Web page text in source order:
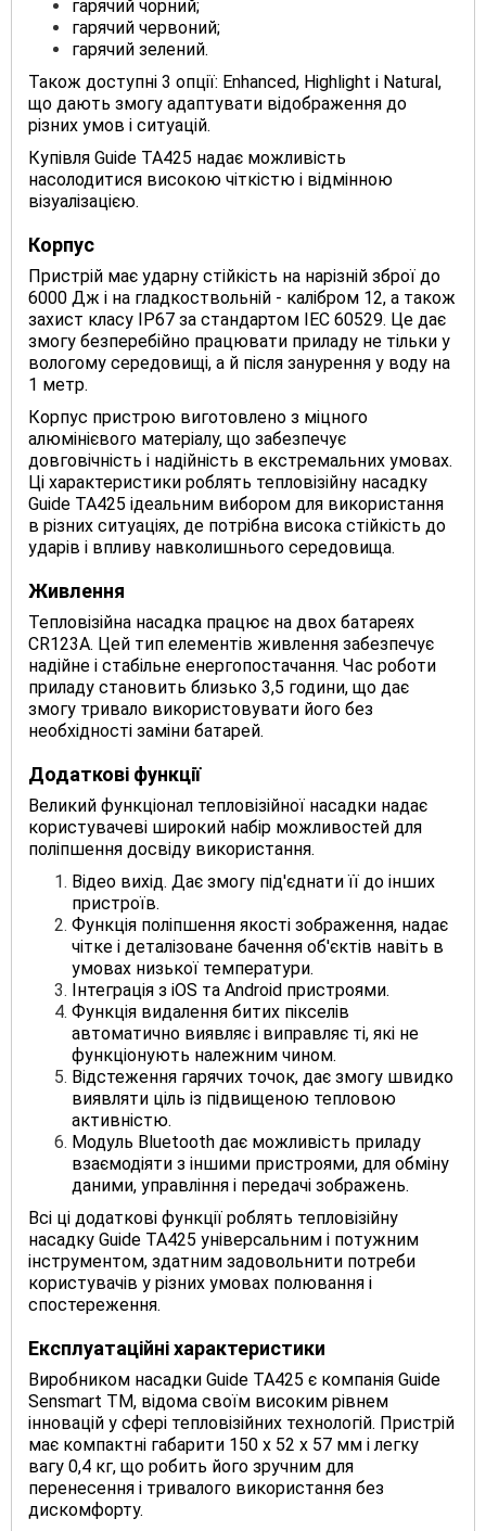
гарячий чорний;
гарячий червоний;
гарячий зелений.
Також доступні 3 опції: Enhanced, Highlight і Natural,
що дають змогу адаптувати відображення до
різних умов і ситуацій.
Купівля Guide TA425 надає можливість
насолодитися високою чіткістю і відмінною
візуалізацією.
Корпус
Пристрій має ударну стійкість на нарізній зброї до
6000 Дж і на гладкоствольній - калібром 12, а також
захист класу IP67 за стандартом IEC 60529. Це дає
змогу безперебійно працювати приладу не тільки у
вологому середовищі, а й після занурення у воду на
1 метр.
Корпус пристрою виготовлено з міцного
алюмінієвого матеріалу, що забезпечує
довговічність і надійність в екстремальних умовах.
Ці характеристики роблять тепловізійну насадку
Guide TA425 ідеальним вибором для використання
в різних ситуаціях, де потрібна висока стійкість до
ударів і впливу навколишнього середовища.
Живлення
Тепловізійна насадка працює на двох батареях
CR123A. Цей тип елементів живлення забезпечує
надійне і стабільне енергопостачання. Час роботи
приладу становить близько 3,5 години, що дає
змогу тривало використовувати його без
необхідності заміни батарей.
Додаткові функції
Великий функціонал тепловізійної насадки надає
користувачеві широкий набір можливостей для
поліпшення досвіду використання.
Відео вихід. Дає змогу під'єднати її до інших
пристроїв.
Функція поліпшення якості зображення, надає
чітке і деталізоване бачення об'єктів навіть в
умовах низької температури.
Інтеграція з iOS та Android пристроями.
Функція видалення битих пікселів
автоматично виявляє і виправляє ті, які не
функціонують належним чином.
Відстеження гарячих точок, дає змогу швидко
виявляти ціль із підвищеною тепловою
активністю.
Модуль Bluetooth дає можливість приладу
взаємодіяти з іншими пристроями, для обміну
даними, управління і передачі зображень.
Всі ці додаткові функції роблять тепловізійну
насадку Guide TA425 універсальним і потужним
інструментом, здатним задовольнити потреби
користувачів у різних умовах полювання і
спостереження.
Експлуатаційні характеристики
Виробником насадки Guide TA425 є компанія Guide
Sensmart ТМ, відома своїм високим рівнем
інновацій у сфері тепловізійних технологій. Пристрій
має компактні габарити 150 х 52 х 57 мм і легку
вагу 0,4 кг, що робить його зручним для
перенесення і тривалого використання без
дискомфорту.